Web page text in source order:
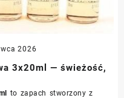
2026
3x20ml — świeżość,
to zapach stworzony z